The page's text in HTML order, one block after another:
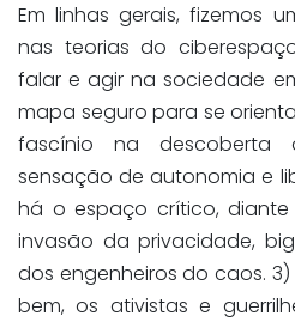
Em linhas gerais, fizemos
nas teorias do
falar e agir na sociedade
mapa seguro para se
fascínio na descoberta
sensação de autonomia e
há o espaço crítico,
invasão da privacidade,
dos engenheiros do caos.
bem, os ativistas e